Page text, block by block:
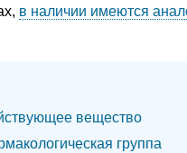
в наличии имеются
вещество
группа